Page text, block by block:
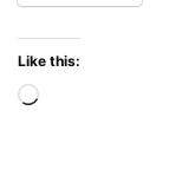
Like this: